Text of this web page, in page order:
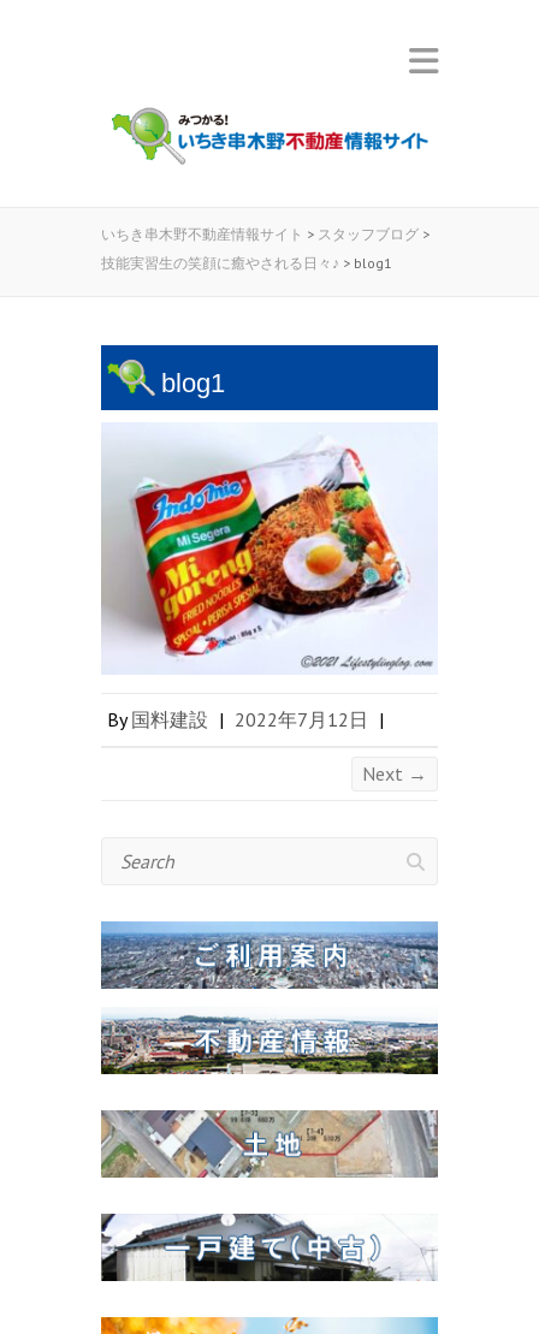
いちき串木野不動産情報サイト > スタッフブログ >
技能実習生の笑顔に癒やされる日々♪ > blog1
blog1
By国料建設 | 2022年7月12日 |
Next →
Search